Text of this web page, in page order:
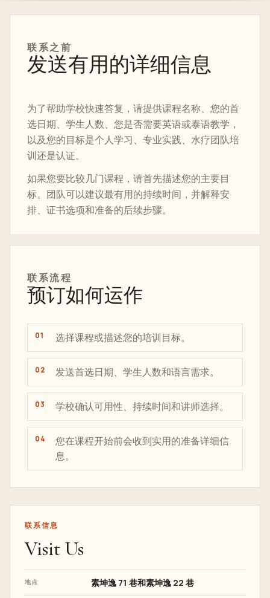
联系之前
发送有用的详细信息
为了帮助学校快速答复，请提供课程名称、您的首
选日期、学生人数、您是否需要英语或泰语教学，
以及您的目标是个人学习、专业实践、水疗团队培
训还是认证。
如果您要比较几门课程，请首先描述您的主要目
标。团队可以建议最有用的持续时间，并解释安
排、证书选项和准备的后续步骤。
联系流程
预订如何运作
选择课程或描述您的培训目标。
发送首选日期、学生人数和语言需求。
学校确认可用性、持续时间和讲师选择。
您在课程开始前会收到实用的准备详细信
息。
联系信息
Visit Us
地点 素坤逸 71 巷和素坤逸 22 巷